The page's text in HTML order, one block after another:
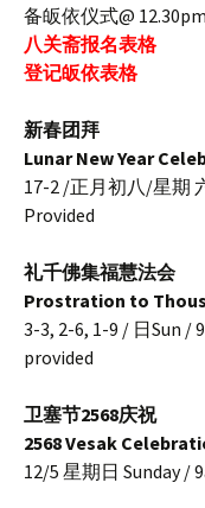
备皈依仪式@ 12.30pm
八关斋报名表格
登记皈依表格
新春团拜
Lunar New Year
17-2 /正月初八/星期
Provided
礼千佛集福慧法会
Prostration to
3-3, 2-6, 1-9 / 日Sun /
provided
卫塞节2568庆祝
2568 Vesak
12/5 星期日 Sunday /